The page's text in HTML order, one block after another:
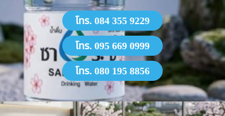
โทร. 084 355 9229
โทร. 095 669 0999
โทร. 080 195 8856